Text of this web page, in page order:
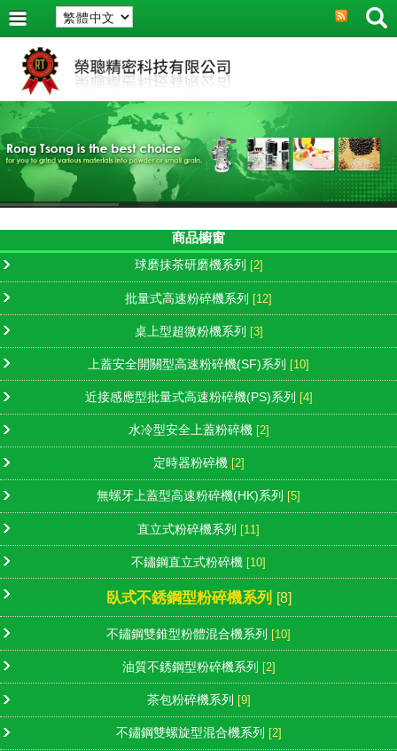
商品櫥窗
球磨抹茶研磨機系列 [2]
批量式高速粉碎機系列 [12]
桌上型超微粉機系列 [3]
上蓋安全開關型高速粉碎機(SF)系列 [10]
近接感應型批量式高速粉碎機(PS)系列 [4]
水冷型安全上蓋粉碎機 [2]
定時器粉碎機 [2]
無螺牙上蓋型高速粉碎機(HK)系列 [5]
直立式粉碎機系列 [11]
不鏽鋼直立式粉碎機 [10]
臥式不銹鋼型粉碎機系列 [8]
不鏽鋼雙錐型粉體混合機系列 [10]
油質不銹鋼型粉碎機系列 [2]
茶包粉碎機系列 [9]
不鏽鋼雙螺旋型混合機系列 [2]